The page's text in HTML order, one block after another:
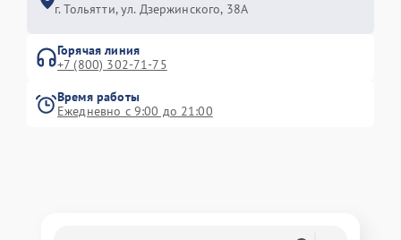
г. Тольятти, ул. Дзержинского, 38А
Горячая линия
+7 (800) 302-71-75
Время работы
Ежедневно с 9:00 до 21:00